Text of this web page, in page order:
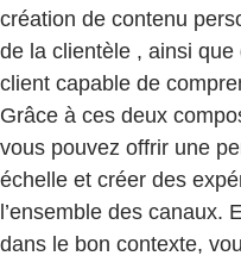
création de contenu
de la clientèle , ainsi que
client capable de
Grâce à ces deux
vous pouvez offrir une
échelle et créer des
l’ensemble des canaux.
dans le bon contexte,